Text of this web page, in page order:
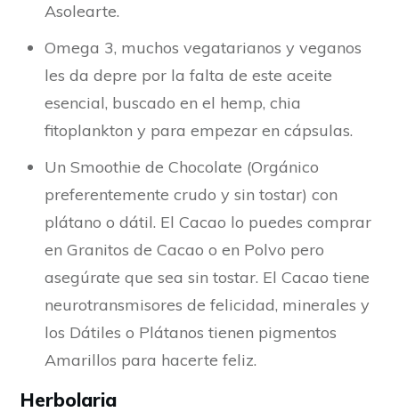
Asolearte.
Omega 3, muchos vegatarianos y veganos
les da depre por la falta de este aceite
esencial, buscado en el hemp, chia
fitoplankton y para empezar en cápsulas.
Un Smoothie de Chocolate (Orgánico
preferentemente crudo y sin tostar) con
plátano o dátil. El Cacao lo puedes comprar
en Granitos de Cacao o en Polvo pero
asegúrate que sea sin tostar. El Cacao tiene
neurotransmisores de felicidad, minerales y
los Dátiles o Plátanos tienen pigmentos
Amarillos para hacerte feliz.
Herbolaria